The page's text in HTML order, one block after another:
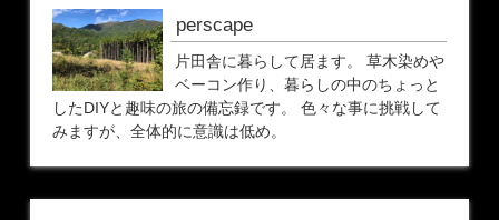
perscape
片田舎に暮らして居ます。 草木染めや
ベーコン作り、暮らしの中のちょっと
したDIYと趣味の旅の備忘録です。 色々な事に挑戦して
みますが、全体的に意識は低め。